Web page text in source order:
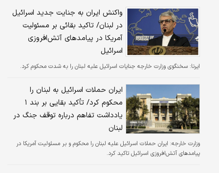
واکنش ایران به جنایت جدید اسرائیل
در لبنان/ تاکید بقائی بر مسئولیت
آمریکا در پیامدهای آتش‌افروزی
اسرائیل
ایرنا: سخنگوی وزارت خارجه جنایات اسرائیل علیه لبنان را به شدت محکوم کرد.
ایران حملات اسرائیل به لبنان را
محکوم کرد/ تأکید بقایی بر بند ۱
یادداشت تفاهم درباره توقف جنگ در
لبنان
وزارت خارجه: ایران حملات اسرائیل علیه لبنان را محکوم و بر مسئولیت آمریکا در
پیامدهای آتش‌افروزی اسرائیل تاکید کرد.